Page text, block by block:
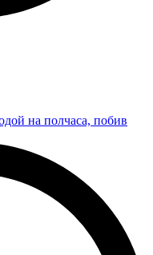
на полчаса, побив